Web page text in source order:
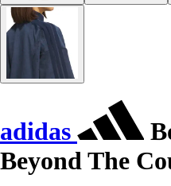
adidas
Beyond The